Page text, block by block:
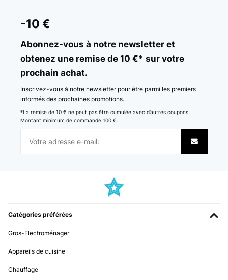
-10 €
Abonnez-vous à notre newsletter et
obtenez une remise de 10 €* sur votre
prochain achat.
Inscrivez-vous à notre newsletter pour être parmi les premiers
informés des prochaines promotions.
*La remise de 10 € ne peut pas être cumulée avec d’autres coupons.
Montant minimum de commande 100 €.
Catégories préférées
Gros-Electroménager
Appareils de cuisine
Chauffage